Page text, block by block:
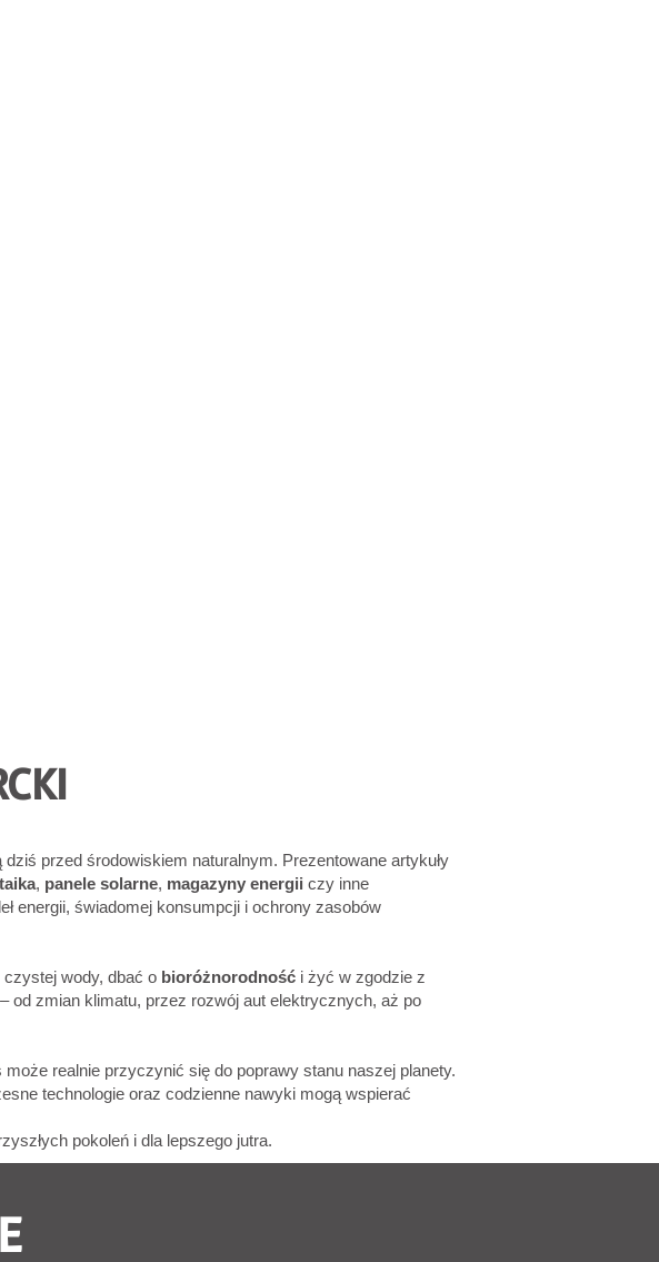
przed środowiskiem naturalnym. Prezentowane artykuły
, panele solarne, magazyny energii czy inne
energii, świadomej konsumpcji i ochrony zasobów
wody, dbać o bioróżnorodność i żyć w zgodzie z
od zmian klimatu, przez rozwój aut elektrycznych, aż po
realnie przyczynić się do poprawy stanu naszej planety.
technologie oraz codzienne nawyki mogą wspierać
pokoleń i dla lepszego jutra.